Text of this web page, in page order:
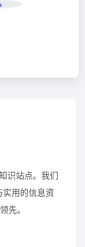
识站点。我们
用的信息资
先。